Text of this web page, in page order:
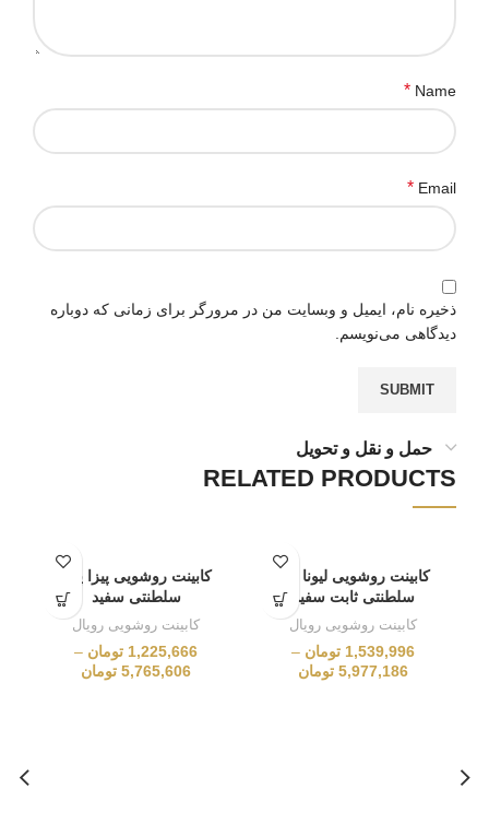
Name
*
Email
*
ذخیره نام، ایمیل و وبسایت من در مرورگر برای زمانی که دوباره
دیدگاهی می‌نویسم.
حمل و نقل و تحویل
RELATED PRODUCTS
کابینت روشویی لیونا پایه
سلطنتی ثابت سفید
کابینت روشویی رویال
1,539,996 تومان –
5,977,186 تومان
کابینت روشویی پیزا پایه
سلطنتی سفید
کابینت روشویی رویال
1,225,666 تومان –
5,765,606 تومان